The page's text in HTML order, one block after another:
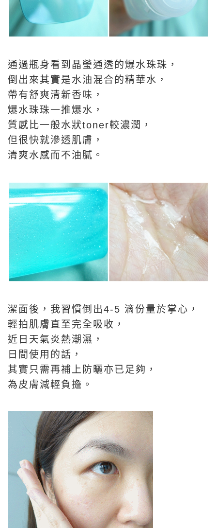
通過瓶身看到晶瑩通透的爆水珠珠，
倒出來其實是水油混合的精華水，
帶有舒爽清新香味，
爆水珠珠一推爆水，
質感比一般水狀toner較濃潤，
但很快就滲透肌膚，
清爽水感而不油膩。
潔面後，我習慣倒出4-5 滴份量於掌心，
輕拍肌膚直至完全吸收，
近日天氣炎熱潮濕，
日間使用的話，
其實只需再補上防曬亦已足夠，
為皮膚減輕負擔。